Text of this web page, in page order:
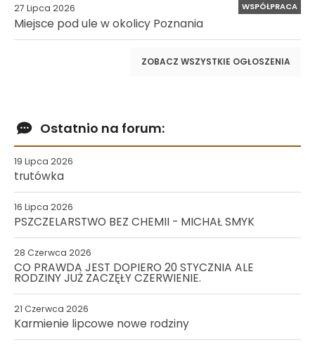
27 Lipca 2026 WSPÓŁPRACA
Miejsce pod ule w okolicy Poznania
ZOBACZ WSZYSTKIE OGŁOSZENIA
Ostatnio na forum:
19 Lipca 2026
trutówka
16 Lipca 2026
PSZCZELARSTWO BEZ CHEMII - MICHAŁ SMYK
28 Czerwca 2026
CO PRAWDA JEST DOPIERO 20 STYCZNIA ALE
RODZINY JUŻ ZACZĘŁY CZERWIENIE.
21 Czerwca 2026
Karmienie lipcowe nowe rodziny